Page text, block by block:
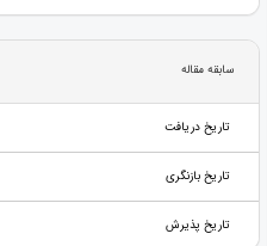
سابقه مقاله
تاریخ دریافت
تاریخ بازنگری
تاریخ پذیرش